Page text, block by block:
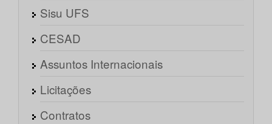
Sisu UFS
CESAD
Assuntos Internacionais
Licitações
Contratos